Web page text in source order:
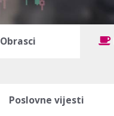
Obrasci
Poslovne vijesti